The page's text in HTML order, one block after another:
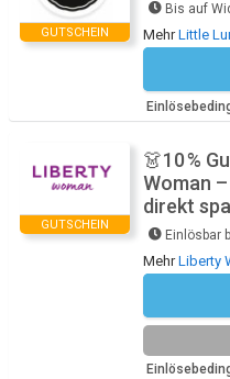
GUTSCHEIN
Bis auf
MehrLittle
GUTSCHEIN
👗10 %
Woman
direkt
Einlösbar
MehrLiberty